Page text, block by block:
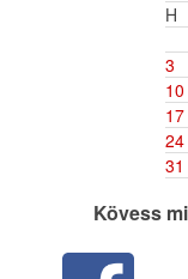
H
3
10
17
24
31
Kövess